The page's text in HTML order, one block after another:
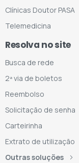
Clínicas Doutor PASA
Telemedicina
Resolva no site
Busca de rede
2ª via de boletos
Reembolso
Solicitação de senha
Carteirinha
Extrato de utilização
Outras soluções